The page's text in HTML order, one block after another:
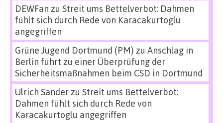
DEWFan zu Streit ums Bettelverbot: Dahmen
fühlt sich durch Rede von Karacakurtoglu
angegriffen
Grüne Jugend Dortmund (PM) zu Anschlag in
Berlin führt zu einer Überprüfung der
Sicherheitsmaßnahmen beim CSD in Dortmund
Ulrich Sanderzu Streit ums Bettelverbot:
Dahmen fühlt sich durch Rede von
Karacakurtoglu angegriffen